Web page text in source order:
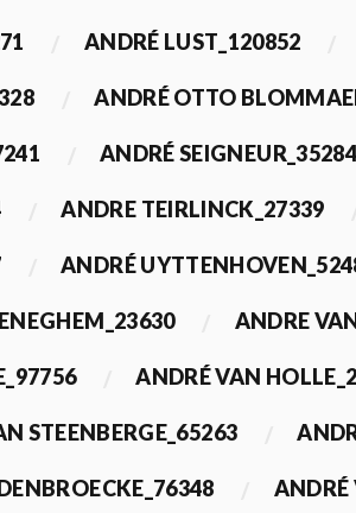
ANDRÉ LUST_120852
ANDRÉ OTTO
ANDRÉ SEIGNEUR_35284
ANDRE TEIRLINCK_27339
ANDRÉ
ANDRE
ANDRÉ VAN
STEENBERGE_65263
ANDRÉ